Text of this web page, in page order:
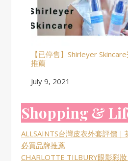
【已停售】Shirleyer
推薦
Date
July 9, 2021
Shopping &
ALLSAINTS台灣皮衣外套評價
必買品牌推薦
CHARLOTTE TILBURY眼影彩